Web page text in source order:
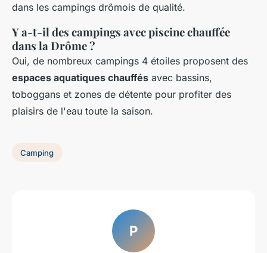
dans les campings drômois de qualité.
Y a-t-il des campings avec piscine chauffée
dans la Drôme ?
Oui, de nombreux campings 4 étoiles proposent des
espaces aquatiques chauffés avec bassins,
toboggans et zones de détente pour profiter des
plaisirs de l'eau toute la saison.
Camping
P